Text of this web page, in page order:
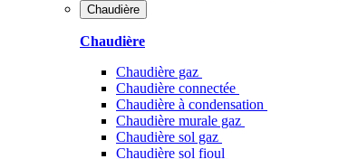
Chaudière
Chaudière
Chaudière gaz
Chaudière connectée
Chaudière à condensation
Chaudière murale gaz
Chaudière sol gaz
Chaudière sol fioul